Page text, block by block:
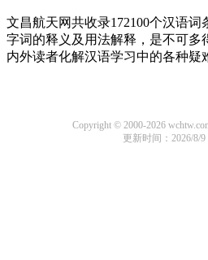
文昌航天网共收录172100个汉语
字词的释义及用法解释，是不可多
内外读者化解汉语学习中的各种疑
Copyright © 2000-2026
更新时间：2026/8/9